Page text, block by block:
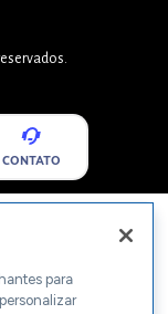
CONTATO
para